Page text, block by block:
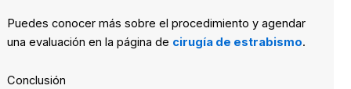
Puedes conocer más sobre el procedimiento y agendar
una evaluación en la página de cirugía de estrabismo.
Conclusión